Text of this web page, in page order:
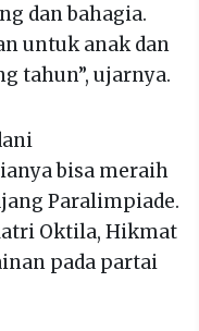
dan bahagia.
untuk anak dan
tahun”, ujarnya.
bisa meraih
Paralimpiade.
Oktila, Hikmat
pada partai